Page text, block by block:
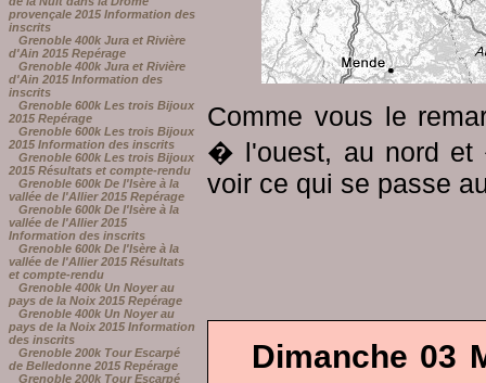
provençale 2015 Information des
inscrits
Grenoble 400k Jura et Rivière
d'Ain 2015 Repérage
Grenoble 400k Jura et Rivière
d'Ain 2015 Information des
inscrits
Grenoble 600k Les trois Bijoux
2015 Repérage
Grenoble 600k Les trois Bijoux
2015 Information des inscrits
Grenoble 600k Les trois Bijoux
2015 Résultats et compte-rendu
Grenoble 600k De l'Isère à la
vallée de l'Allier 2015 Repérage
Grenoble 600k De l'Isère à la
vallée de l'Allier 2015
Information des inscrits
Grenoble 600k De l'Isère à la
vallée de l'Allier 2015 Résultats
et compte-rendu
Grenoble 400k Un Noyer au
pays de la Noix 2015 Repérage
Grenoble 400k Un Noyer au
pays de la Noix 2015 Information
des inscrits
Grenoble 200k Tour Escarpé
de Belledonne 2015 Repérage
Grenoble 200k Tour Escarpé
Comme vous le
� l'ouest, au nord et
voir ce qui se passe
Dimanche 03